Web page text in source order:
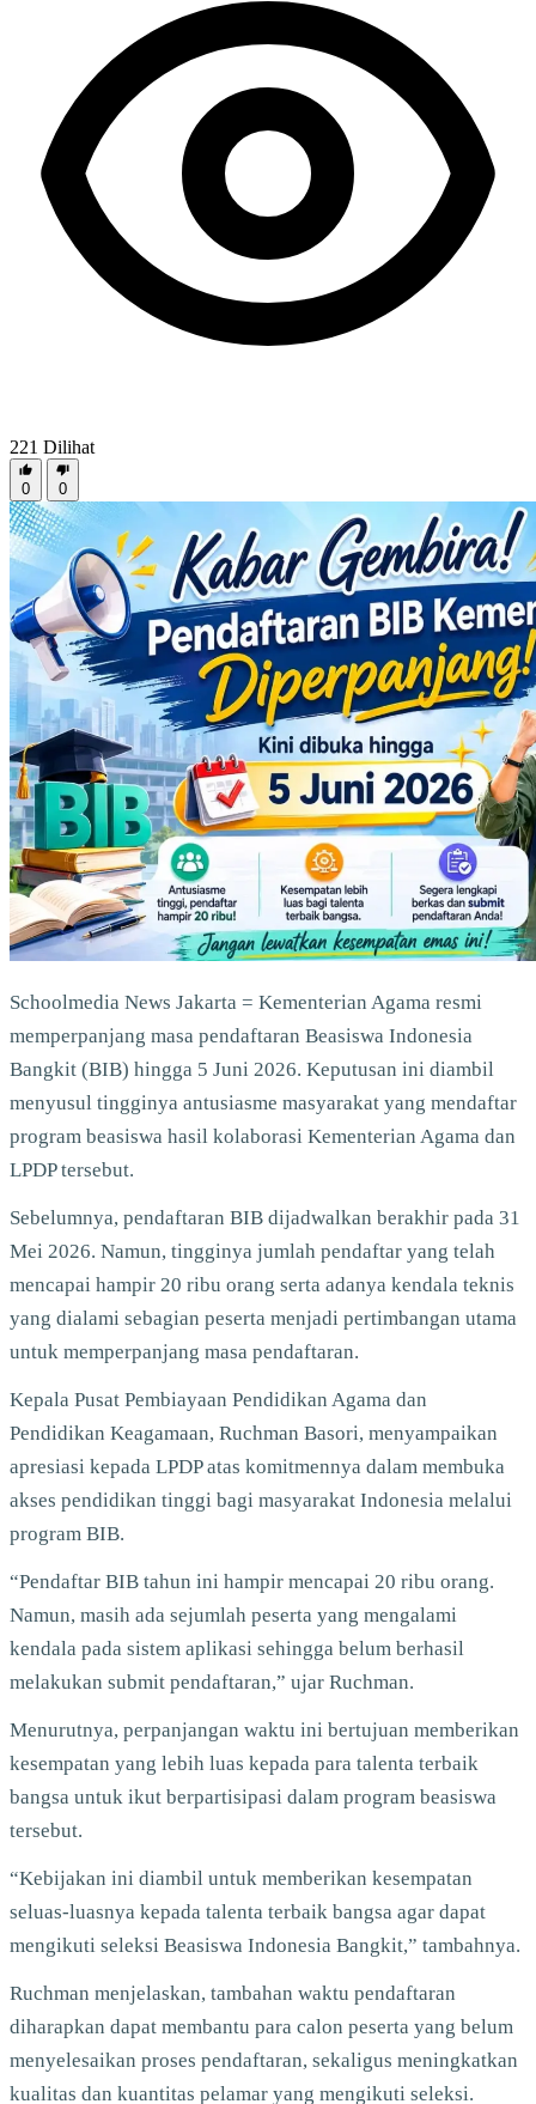
221 Dilihat
0 0
Schoolmedia News Jakarta = Kementerian Agama resmi
memperpanjang masa pendaftaran Beasiswa Indonesia
Bangkit (BIB) hingga 5 Juni 2026. Keputusan ini diambil
menyusul tingginya antusiasme masyarakat yang mendaftar
program beasiswa hasil kolaborasi Kementerian Agama dan
LPDP tersebut.
Sebelumnya, pendaftaran BIB dijadwalkan berakhir pada 31
Mei 2026. Namun, tingginya jumlah pendaftar yang telah
mencapai hampir 20 ribu orang serta adanya kendala teknis
yang dialami sebagian peserta menjadi pertimbangan utama
untuk memperpanjang masa pendaftaran.
Kepala Pusat Pembiayaan Pendidikan Agama dan
Pendidikan Keagamaan, Ruchman Basori, menyampaikan
apresiasi kepada LPDP atas komitmennya dalam membuka
akses pendidikan tinggi bagi masyarakat Indonesia melalui
program BIB.
“Pendaftar BIB tahun ini hampir mencapai 20 ribu orang.
Namun, masih ada sejumlah peserta yang mengalami
kendala pada sistem aplikasi sehingga belum berhasil
melakukan submit pendaftaran,” ujar Ruchman.
Menurutnya, perpanjangan waktu ini bertujuan memberikan
kesempatan yang lebih luas kepada para talenta terbaik
bangsa untuk ikut berpartisipasi dalam program beasiswa
tersebut.
“Kebijakan ini diambil untuk memberikan kesempatan
seluas-luasnya kepada talenta terbaik bangsa agar dapat
mengikuti seleksi Beasiswa Indonesia Bangkit,” tambahnya.
Ruchman menjelaskan, tambahan waktu pendaftaran
diharapkan dapat membantu para calon peserta yang belum
menyelesaikan proses pendaftaran, sekaligus meningkatkan
kualitas dan kuantitas pelamar yang mengikuti seleksi.